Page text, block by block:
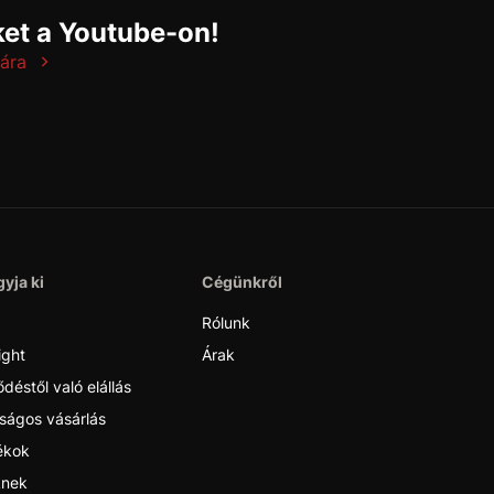
a Youtube-on!
ki
való elállás
vásárlás
Cégünkről
Rólunk
Árak